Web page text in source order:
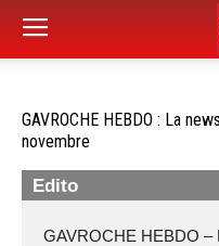
GAVROCHE HEBDO : La
novembre
Edito
GAVROCHE HEBDO –